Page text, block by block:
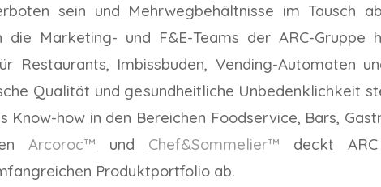
sein und Mehrwegbehältnisse im Tausch
die Marketing- und F&E-Teams der ARC-
Restaurants, Imbissbuden, Vending-Automaten
Qualität und gesundheitliche Unbedenklichkeit
Know-how in den Bereichen Foodservice, Bars,
Arcoroc™ und Chef&Sommelier™ deckt
Produktportfolio ab.